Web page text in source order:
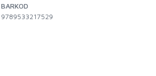
BARKOD
9789533217529